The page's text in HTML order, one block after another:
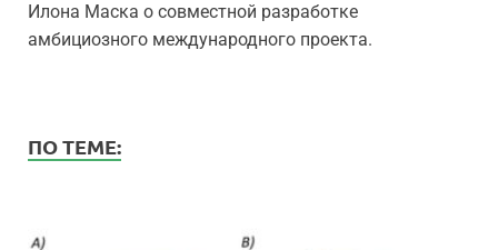
Илона Маска о совместной разработке
амбициозного международного проекта.
ПО ТЕМЕ: